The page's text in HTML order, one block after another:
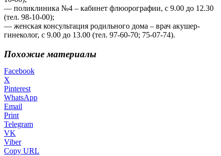
— поликлиника №4 – кабинет флюорографии, с 9.00 до 12.30
(тел. 98-10-00);
— женская консультация родильного дома – врач акушер-
гинеколог, с 9.00 до 13.00 (тел. 97-60-70; 75-07-74).
Похожие материалы
Facebook
X
Pinterest
WhatsApp
Email
Print
Telegram
VK
Viber
Copy URL